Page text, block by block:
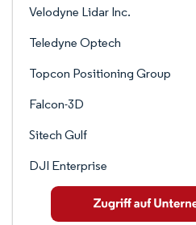
Velodyne Lidar Inc.
Teledyne Optech
Topcon Positioning Group
Falcon-3D
Sitech Gulf
DJI Enterprise